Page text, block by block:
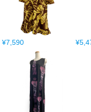
¥7,590